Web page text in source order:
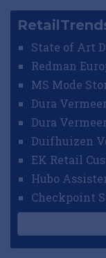
State of Art
Redman
MS Mode
Dura
Dura
Duifhuizen
EK Retail
Hubo